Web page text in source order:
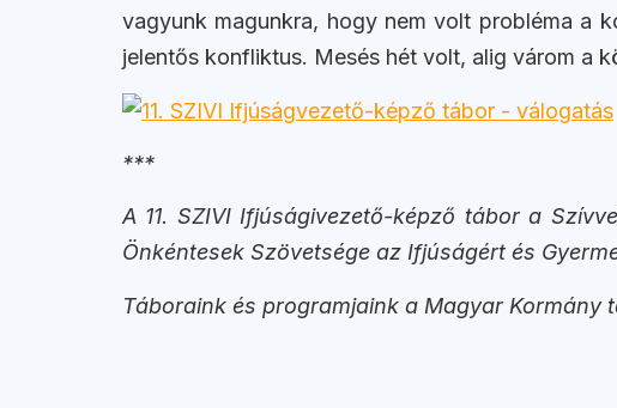
vagyunk magunkra, hogy nem volt probléma a
jelentős konfliktus. Mesés hét volt, alig várom a
***
A 11. SZIVI Ifjúságivezető-képző tábor a
Önkéntesek Szövetsége az Ifjúságért és
Táboraink és programjaink a Magyar Kormány